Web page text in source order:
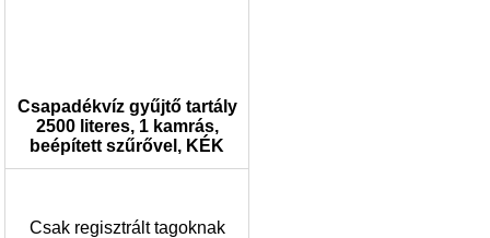
Csapadékvíz gyűjtő tartály
2500 literes, 1 kamrás,
beépített szűrővel, KÉK
Csak regisztrált tagoknak